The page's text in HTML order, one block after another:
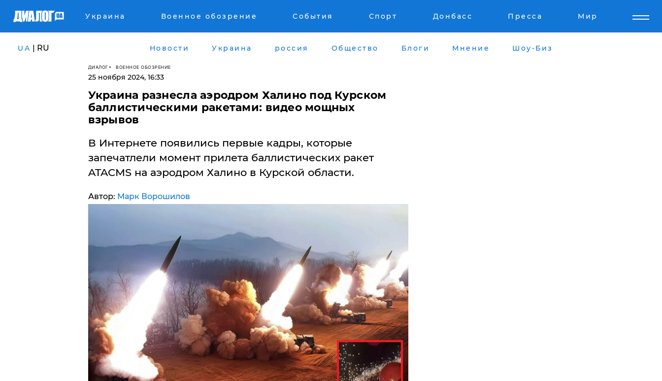
Украина Военное обозрение События Спорт Донбасс Пресса Мир
UA | RU Новости Украина россия Общество Блоги Мнение Шоу-Биз
ДИАЛОГ ВОЕННОЕ ОБОЗРЕНИЕ
25 ноября 2024, 16:33
Украина разнесла аэродром Халино под Курском
баллистическими ракетами: видео мощных
взрывов
В Интернете появились первые кадры, которые
запечатлели момент прилета баллистических ракет
ATACMS на аэродром Халино в Курской области.
Автор: Марк Ворошилов